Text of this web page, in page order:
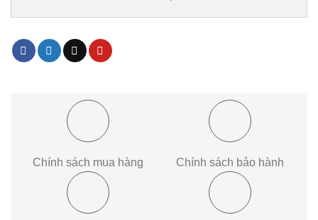
Chính sách mua hàng Chính sách bảo hành